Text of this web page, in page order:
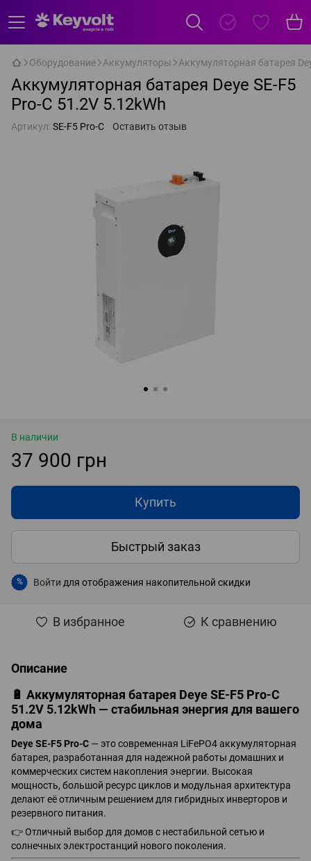
Оборудование Аккумуляторы Аккумуляторная батарея
Аккумуляторная батарея Deye SE-F5
Pro-C 51.2V 5.12kWh
Артикул: SE-F5 Pro-C Оставить отзыв
В наличии
37 900 грн
Купить
Быстрый заказ
% Войти для отображения накопительной скидки
В избранное К сравнению
Описание
🔋 Аккумуляторная батарея Deye SE-F5 Pro-C
51.2V 5.12kWh — стабильная энергия для вашего
дома
Deye SE-F5 Pro-C — это современная LiFePO4 аккумуляторная
батарея, разработанная для надежной работы домашних и
коммерческих систем накопления энергии. Высокая
мощность, большой ресурс циклов и модульная архитектура
делают её отличным решением для гибридных инверторов и
резервного питания.
👉 Отличный выбор для домов с нестабильной сетью и
солнечных электростанций нового поколения.